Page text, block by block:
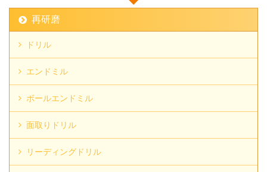
再研磨
ドリル
エンドミル
ボールエンドミル
面取りドリル
リーディングドリル